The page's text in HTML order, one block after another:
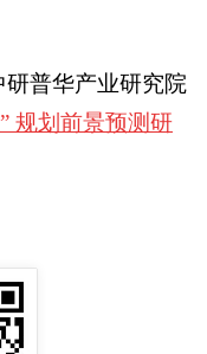
普华产业研究院
规划前景预测研